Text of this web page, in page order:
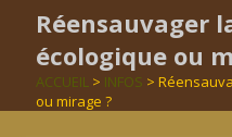
Réensauvager
écologique ou
ACCUEIL > INFOS >
ou mirage ?